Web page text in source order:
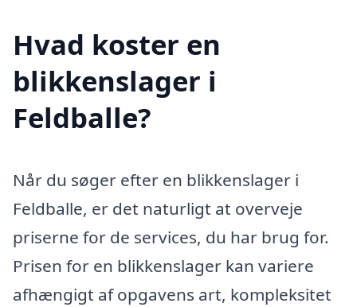
Hvad koster en
blikkenslager i
Feldballe?
Når du søger efter en blikkenslager i
Feldballe, er det naturligt at overveje
priserne for de services, du har brug for.
Prisen for en blikkenslager kan variere
afhængigt af opgavens art, kompleksitet